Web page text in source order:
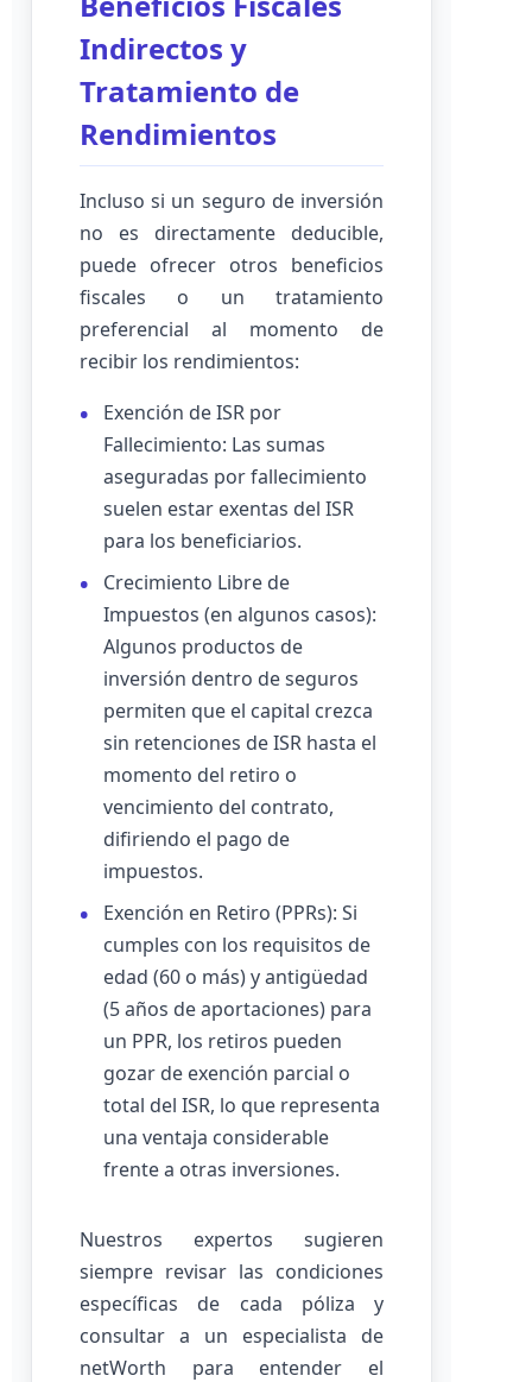
Indirectos y
Tratamiento de
Rendimientos
Incluso si un seguro de inversión
no es directamente deducible,
puede ofrecer otros beneficios
fiscales o un tratamiento
preferencial al momento de
recibir los rendimientos:
Exención de ISR por
Fallecimiento: Las sumas
aseguradas por fallecimiento
suelen estar exentas del ISR
para los beneficiarios.
Crecimiento Libre de
Impuestos (en algunos casos):
Algunos productos de
inversión dentro de seguros
permiten que el capital crezca
sin retenciones de ISR hasta el
momento del retiro o
vencimiento del contrato,
difiriendo el pago de
impuestos.
Exención en Retiro (PPRs): Si
cumples con los requisitos de
edad (60 o más) y antigüedad
(5 años de aportaciones) para
un PPR, los retiros pueden
gozar de exención parcial o
total del ISR, lo que representa
una ventaja considerable
frente a otras inversiones.
Nuestros expertos sugieren
siempre revisar las condiciones
específicas de cada póliza y
consultar a un especialista de
netWorth para entender el